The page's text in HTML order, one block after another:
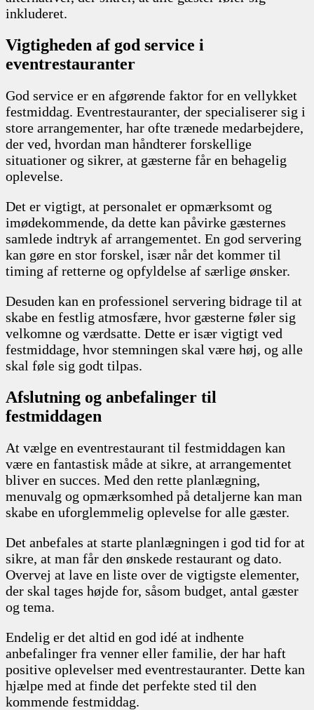
inkluderet.
Vigtigheden af god service i
eventrestauranter
God service er en afgørende faktor for en vellykket
festmiddag. Eventrestauranter, der specialiserer sig i
store arrangementer, har ofte trænede medarbejdere,
der ved, hvordan man håndterer forskellige
situationer og sikrer, at gæsterne får en behagelig
oplevelse.
Det er vigtigt, at personalet er opmærksomt og
imødekommende, da dette kan påvirke gæsternes
samlede indtryk af arrangementet. En god servering
kan gøre en stor forskel, især når det kommer til
timing af retterne og opfyldelse af særlige ønsker.
Desuden kan en professionel servering bidrage til at
skabe en festlig atmosfære, hvor gæsterne føler sig
velkomne og værdsatte. Dette er især vigtigt ved
festmiddage, hvor stemningen skal være høj, og alle
skal føle sig godt tilpas.
Afslutning og anbefalinger til
festmiddagen
At vælge en eventrestaurant til festmiddagen kan
være en fantastisk måde at sikre, at arrangementet
bliver en succes. Med den rette planlægning,
menuvalg og opmærksomhed på detaljerne kan man
skabe en uforglemmelig oplevelse for alle gæster.
Det anbefales at starte planlægningen i god tid for at
sikre, at man får den ønskede restaurant og dato.
Overvej at lave en liste over de vigtigste elementer,
der skal tages højde for, såsom budget, antal gæster
og tema.
Endelig er det altid en god idé at indhente
anbefalinger fra venner eller familie, der har haft
positive oplevelser med eventrestauranter. Dette kan
hjælpe med at finde det perfekte sted til den
kommende festmiddag.